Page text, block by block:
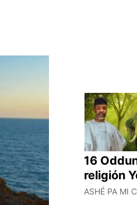
16
religión
ASHÉ PA MI